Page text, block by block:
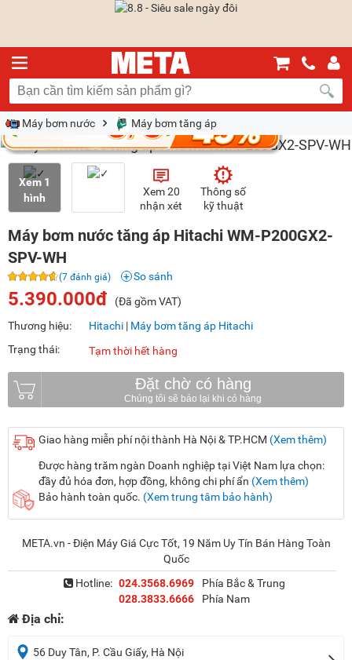
Máy bơm nước Máy bơm tăng áp
Xem 1
hình
Xem 20
nhận xét
Thông số
kỹ thuật
Máy bơm nước tăng áp Hitachi WM-P200GX2-
SPV-WH
(7 đánh giá) So sánh
5.390.000đ
(Đã gồm VAT)
Thương hiệu:
Hitachi | Máy bơm tăng áp Hitachi
Trạng thái:
Tạm thời hết hàng
Đặt chờ có hàng
Giao hàng miễn phí nội thành Hà Nội & TP.HCM (Xem thêm)
Được hàng trăm ngàn Doanh nghiệp tại Việt Nam lựa chọn:
đầy đủ hóa đơn, hợp đồng, không chi phí ẩn (Xem thêm)
Bảo hành toàn quốc. (Xem trung tâm bảo hành)
META.vn - Điện Máy Giá Cực Tốt, 19 Năm Uy Tín Bán Hàng Toàn
Quốc
Hotline: 024.3568.6969
Phía Bắc & Trung
028.3833.6666
Phía Nam
Địa chỉ:
56 Duy Tân, P. Cầu Giấy, Hà Nội